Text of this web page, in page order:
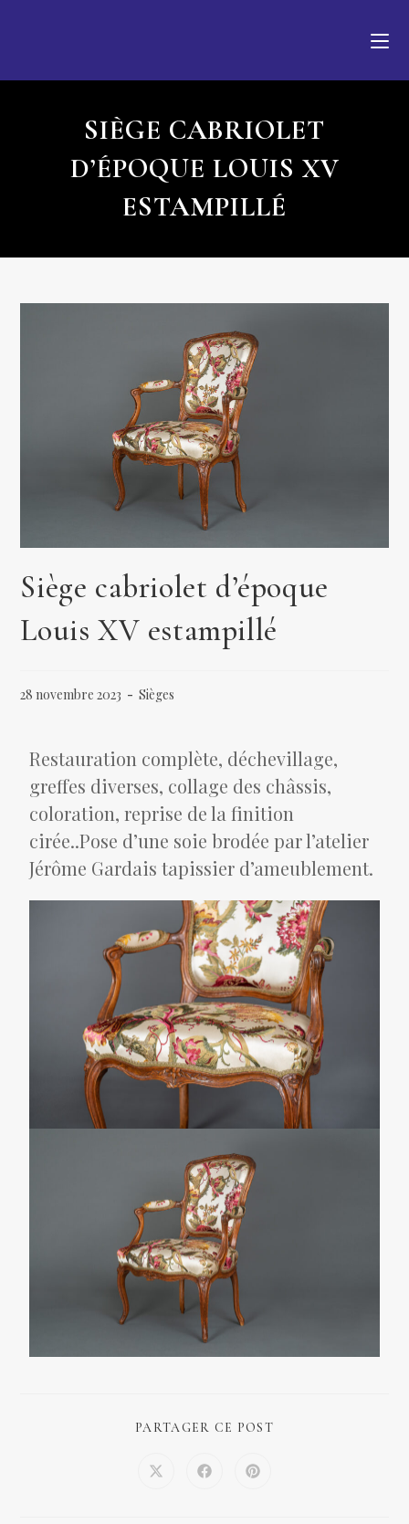
SIÈGE CABRIOLET
D’ÉPOQUE LOUIS XV
ESTAMPILLÉ
Siège cabriolet d’époque
Louis XV estampillé
28 novembre 2023 Sièges
Restauration complète, déchevillage,
greffes diverses, collage des châssis,
coloration, reprise de la finition
cirée..Pose d’une soie brodée par l’atelier
Jérôme Gardais tapissier d’ameublement.
PARTAGER CE POST